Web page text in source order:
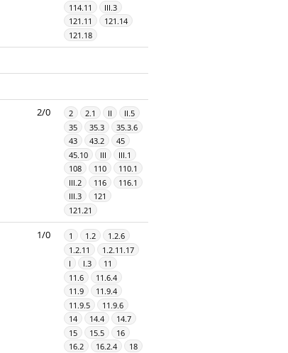
114.11
III.3
121.11
121.14
121.18
2/0 2 2.1 II
II.5
35
35.3
35.3.6
43
43.2
45
45.10
III
III.1
108
110
110.1
III.2
116
116.1
III.3
121
121.21
1/0 1 1.2
1.2.6
1.2.11
1.2.11.17
I
I.3
11
11.6
11.6.4
11.9
11.9.4
11.9.5
11.9.6
14
14.4
14.7
15
15.5
16
16.2
16.2.4
18